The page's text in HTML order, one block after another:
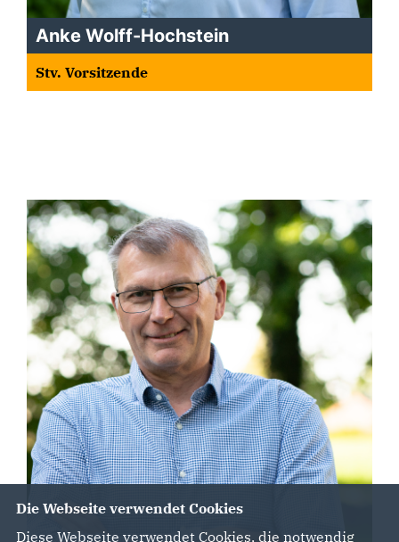
Anke Wolff-Hochstein
Stv. Vorsitzende
Die Webseite verwendet Cookies
Diese Webseite verwendet Cookies, die notwendig